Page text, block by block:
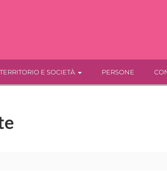
TERRITORIO E SOCIETÀ PERSONE